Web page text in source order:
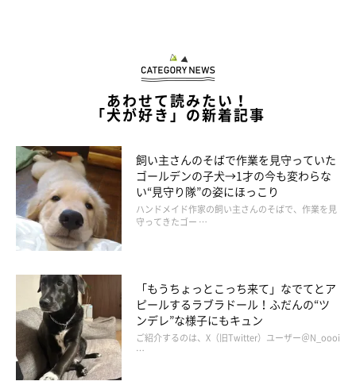
お世話しているのに愛犬になつかれない原因
あわせて読みたい！
「犬が好き」の新着記事
飼い主さんのそばで作業を見守っていた
ゴールデンの子犬→1才の今も変わらな
い“見守り隊”の姿にほっこり
ハンドメイド作家の飼い主さんのそばで、作業を見
守ってきたゴー …
「もうちょっとこっち来て」なでてとア
ピールするラブラドール！ふだんの“ツ
ンデレ”な様子にもキュン
ご紹介するのは、X（旧Twitter）ユーザー＠N_oooi
…